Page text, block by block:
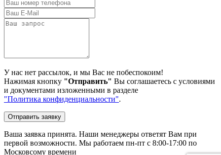
У нас нет рассылок, и мы Вас не побеспокоим!
Нажимая кнопку "Отправить" Вы соглашаетесь с условиями
и документами изложенными в разделе
"Политика конфиденциальности".
Отправить заявку
Ваша заявка принята. Наши менеджеры ответят Вам при
первой возможности. Мы работаем пн-пт с 8:00-17:00 по
Московсому времени